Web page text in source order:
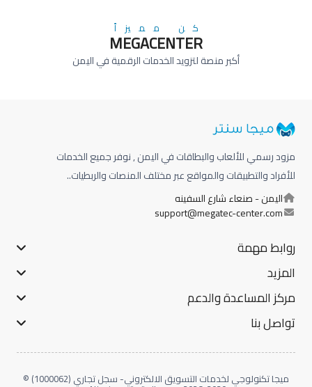
كن مميزاً
MEGACENTER
أكبر منصة لتزويد الخدمات الرقمية في اليمن
مزود رسمي للألعاب والبطاقات في اليمن , نوفر جميع الخدمات
للأفراد والتطبيقات والمواقع عبر مختلف المنصات والربطيات..
اليمن - صنعاء شارع السفينه
support@megatec-center.com
روابط مهمة
المزيد
مركز المساعدة والدعم
تواصل بنا
ميجا تكنولوجي لخدمات التسويق الالكتروني- سجل تجاري (1000062) ©